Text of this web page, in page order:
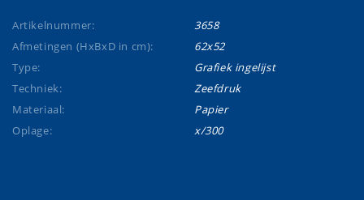
Artikelnummer:
3658
Afmetingen (HxBxD in cm):
62x52
Type:
Grafiek ingelijst
Techniek:
Zeefdruk
Materiaal:
Papier
Oplage:
x/300